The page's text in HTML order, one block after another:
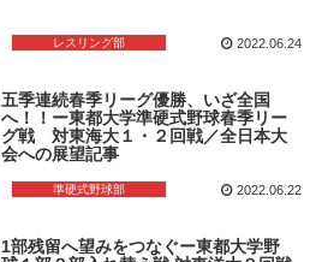
レスリング部 2022.06.24
準硬式野球部
五季連続春季リーグ優勝、いざ全国
へ！！ー東都大学準硬式野球春季リー
グ戦 対東海大１・２回戦／全日本大
会への展望記事
2022.06.22
1部残留へ望みをつなぐー東都大学野